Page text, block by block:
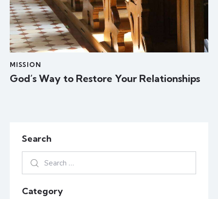
MISSION
God’s Way to Restore Your Relationships
Search
Category